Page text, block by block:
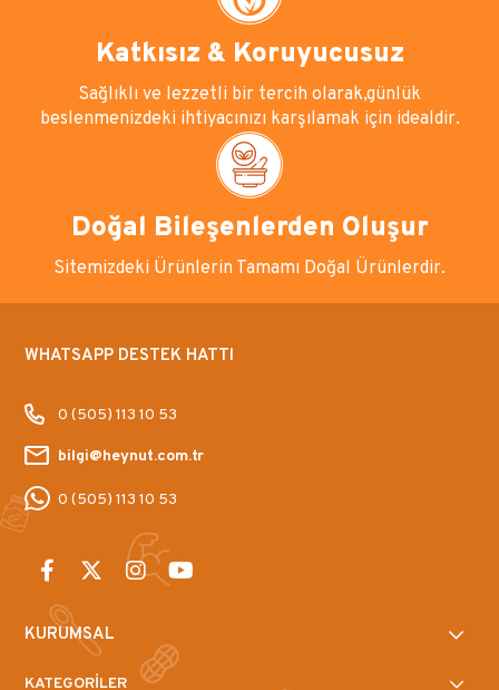
Katkısız & Koruyucusuz
Sağlıklı ve lezzetli bir tercih olarak,günlük
beslenmenizdeki ihtiyacınızı karşılamak için idealdir.
Doğal Bileşenlerden Oluşur
Sitemizdeki Ürünlerin Tamamı Doğal Ürünlerdir.
WHATSAPP DESTEK HATTI
0 (505) 113 10 53
bilgi@heynut.com.tr
0 (505) 113 10 53
KURUMSAL
KATEGORİLER